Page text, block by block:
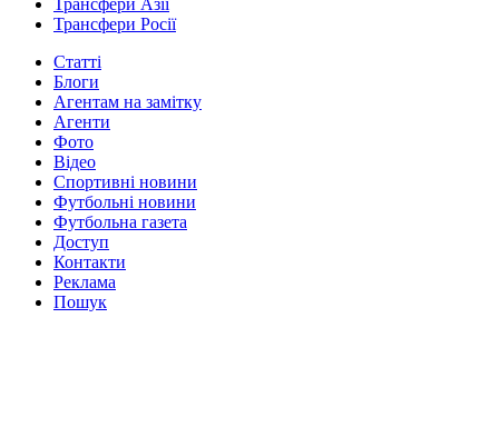
Трансфери Азії
Трансфери Росії
Статті
Блоги
Агентам на замітку
Агенти
Фото
Відео
Спортивні новини
Футбольні новини
Футбольна газета
Доступ
Контакти
Реклама
Пошук